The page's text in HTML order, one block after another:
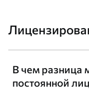
В чем разница
постоянной